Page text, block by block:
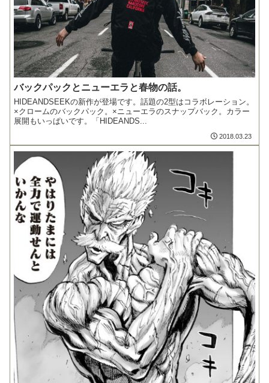
バックパックとニューエラと春物の話。
HIDEANDSEEKの新作が登場です。話題の2型はコラボレーション。
×クロームのバックパック。×ニューエラのスナップバック。カラー
展開もいっぱいです。「HIDEANDS...
2018.03.23